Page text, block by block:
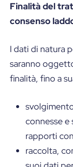
Finalità del
consenso
I dati di natura
saranno
finalità, fino a
connesse
rapporti
raccolta,